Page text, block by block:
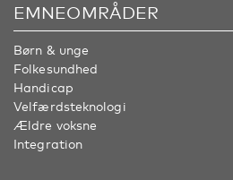
EMNEOMRÅDER
Børn & unge
Folkesundhed
Handicap
Velfærdsteknologi
Ældre voksne
Integration